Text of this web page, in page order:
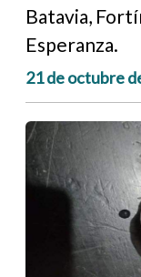
Batavia,
Esperanza.
21 de octubre